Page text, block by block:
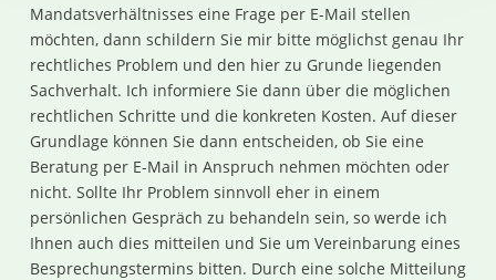
Mandatsverhältnisses eine Frage per E-Mail stellen
möchten, dann schildern Sie mir bitte möglichst genau Ihr
rechtliches Problem und den hier zu Grunde liegenden
Sachverhalt. Ich informiere Sie dann über die möglichen
rechtlichen Schritte und die konkreten Kosten. Auf dieser
Grundlage können Sie dann entscheiden, ob Sie eine
Beratung per E-Mail in Anspruch nehmen möchten oder
nicht. Sollte Ihr Problem sinnvoll eher in einem
persönlichen Gespräch zu behandeln sein, so werde ich
Ihnen auch dies mitteilen und Sie um Vereinbarung eines
Besprechungstermins bitten. Durch eine solche Mitteilung